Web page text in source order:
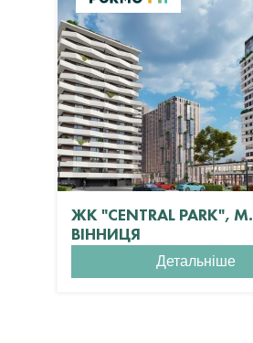
ЖК "CENTRAL PARK", М.
ВІННИЦЯ
Детальніше